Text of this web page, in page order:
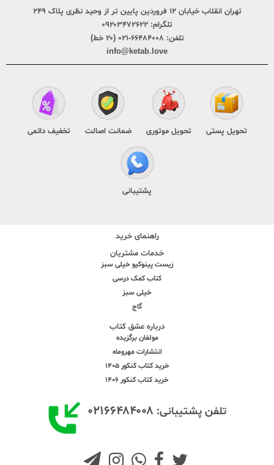
تهران انقلاب خیابان ۱۲ فروردین پایین تر از وحید نظری پلاک ۲۴۹
تلگرام: ۰۹۲۰۳۴۷۲۶۲۲
تلفن: ۶۶۴۸۴۰۰۸-۰۲۱ (۲۰ خط)
info@ketab.love
تحویل پستی تحویل موتوری ضمانت اصالت تخفیف دائمی
پشتیبانی
راهنمای خرید
خدمات مشتریان
زیست پینوکیو خیلی سبز
کتاب کمک درسی
خیلی سبز
گاج
درباره عشق کتاب
مولفان برگزیده
انتشارات مهروماه
خرید کتاب کنکور 1405
خرید کتاب کنکور 1406
تلفن پشتیبانی: ۰۲۱۶۶۴۸۴۰۰۸